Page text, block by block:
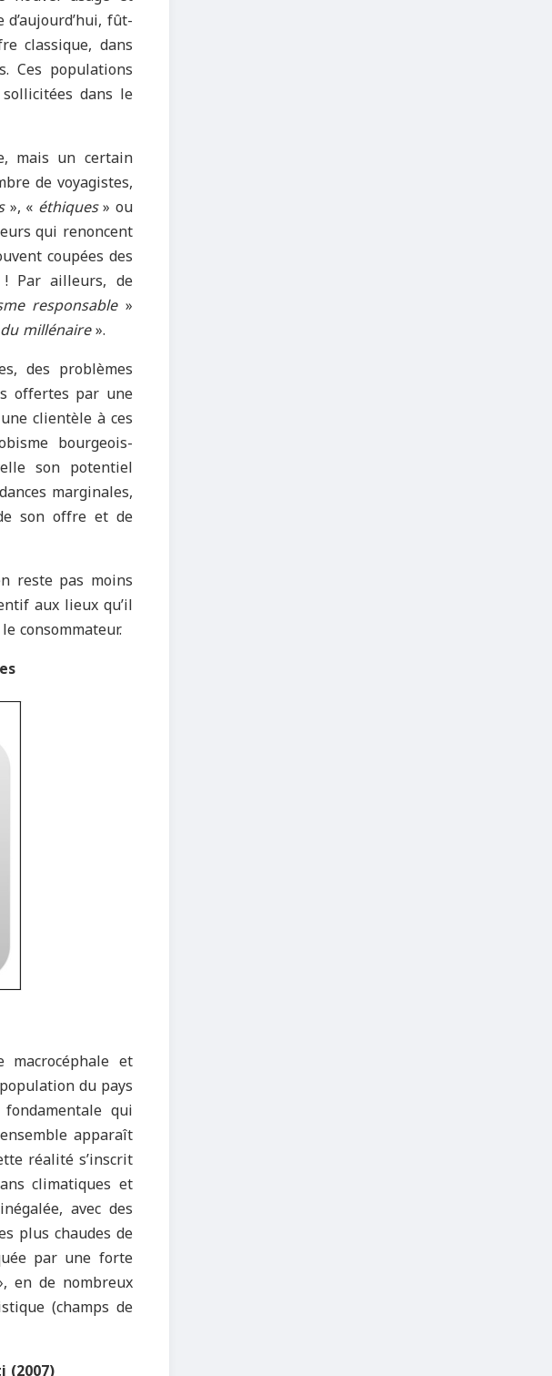
fût-
classique, dans
Ces populations
dans le
mais un certain
de voyagistes,
», « éthiques» ou
qui renoncent
coupées des
Par ailleurs, de
responsable»
millénaire».
des problèmes
offertes par une
clientèle à ces
bourgeois-
son potentiel
marginales,
son offre et de
reste pas moins
aux lieux qu’il
consommateur.
et
du pays
qui
apparaît
réalité s’inscrit
climatiques et
avec des
plus chaudes de
par une forte
en de nombreux
(champs de